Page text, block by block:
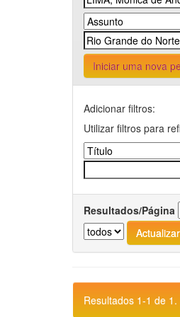
Iniciar uma nova
Adicionar filtros:
Utilizar filtros para
Resultados/Página
Resultados 1-1 de 1.